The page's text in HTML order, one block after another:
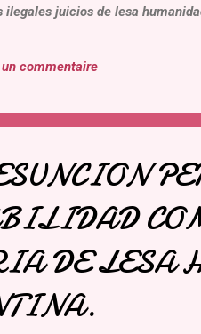
ilegales juicios de lesa
commentaire
DE LESA